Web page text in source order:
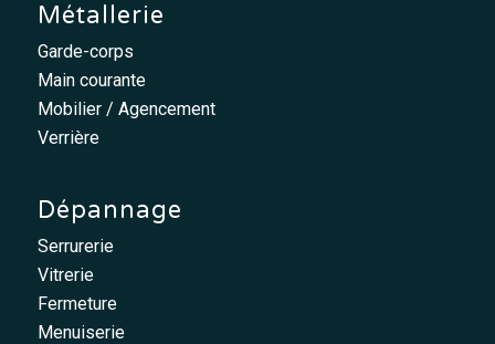
Métallerie
Garde-corps
Main courante
Mobilier / Agencement
Verrière
Dépannage
Serrurerie
Vitrerie
Fermeture
Menuiserie